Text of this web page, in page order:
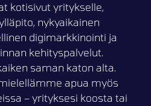
kotisivut yritykselle,
nykyaikainen
digimarkkinointi ja
kehityspalvelut.
saman katon alta.
apua myös
– yrityksesi koosta tai